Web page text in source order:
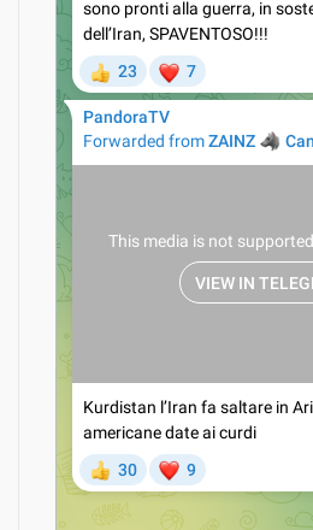
20/04/2016
“Ucraina: le maschere
Moreira
09/02/2016
Noam Chomsky: “Se il
31/03/2015
Pandora tv – Documenti: “Gli Usa
17/09/2014
Pepe Escobar: scenari
03/03/2022